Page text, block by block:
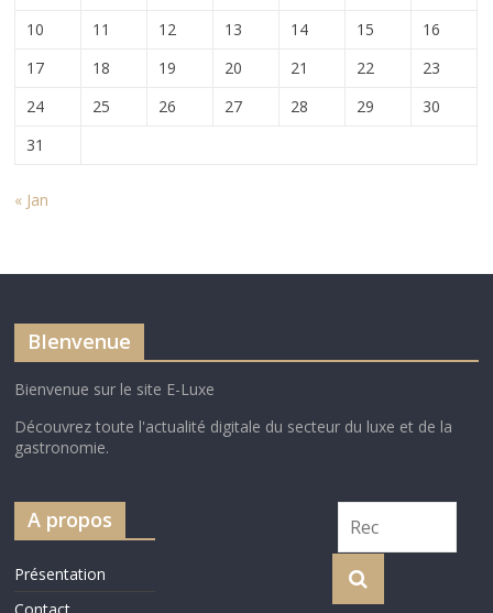
10
11 12 13 14 15
16
17
18 19 20 21 22
23
24
25 26 27 28 29
30
31
« Jan
BIenvenue
Bienvenue sur le site E-Luxe
Découvrez toute l'actualité digitale du secteur du luxe et de la
gastronomie.
A propos
Présentation